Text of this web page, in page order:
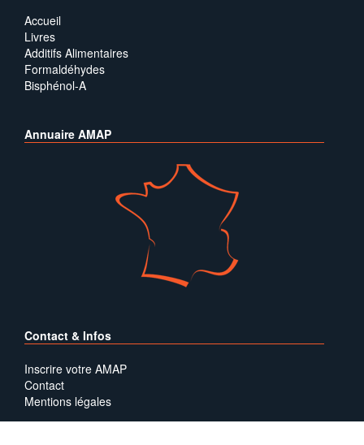
Accueil
Livres
Additifs Alimentaires
Formaldéhydes
Bisphénol-A
Annuaire AMAP
Contact & Infos
Inscrire votre AMAP
Contact
Mentions légales